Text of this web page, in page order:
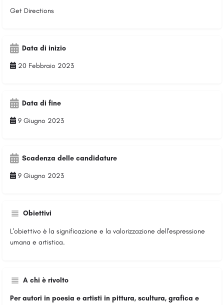
Get Directions
Data di inizio
20 Febbraio 2023
Data di fine
9 Giugno 2023
Scadenza delle candidature
9 Giugno 2023
Obiettivi
L'obiettivo è la significazione e la valorizzazione dell'espressione
umana e artistica.
A chi è rivolto
Per autori in poesia e artisti in pittura, scultura, grafica e